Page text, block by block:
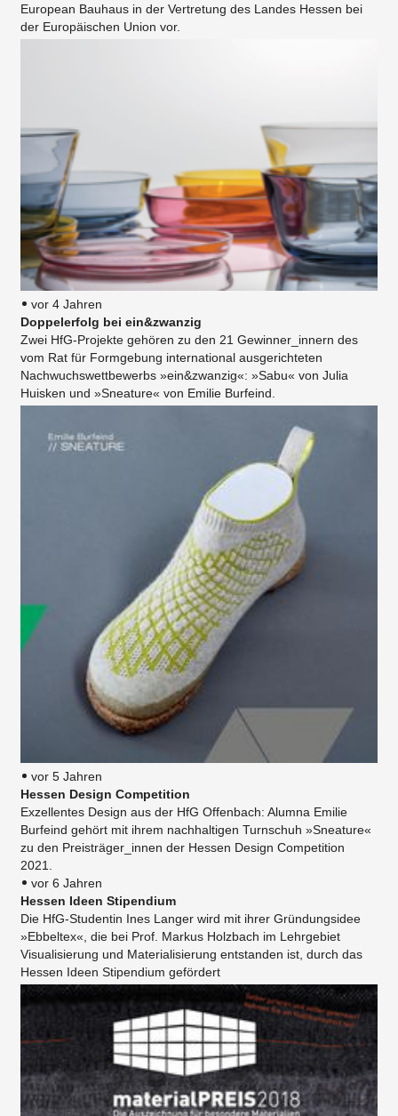
European Bauhaus in der Vertretung des Landes Hessen bei
der Europäischen Union vor.
vor 4 Jahren
Doppelerfolg bei ein&zwanzig
Zwei HfG-Projekte gehören zu den 21 Gewinner_innern des
vom Rat für Formgebung international ausgerichteten
Nachwuchswettbewerbs »ein&zwanzig«: »Sabu« von Julia
Huisken und »Sneature« von Emilie Burfeind.
vor 5 Jahren
Hessen Design Competition
Exzellentes Design aus der HfG Offenbach: Alumna Emilie
Burfeind gehört mit ihrem nachhaltigen Turnschuh »Sneature«
zu den Preisträger_innen der Hessen Design Competition
2021.
vor 6 Jahren
Hessen Ideen Stipendium
Die HfG-Studentin Ines Langer wird mit ihrer Gründungsidee
»Ebbeltex«, die bei Prof. Markus Holzbach im Lehrgebiet
Visualisierung und Materialisierung entstanden ist, durch das
Hessen Ideen Stipendium gefördert